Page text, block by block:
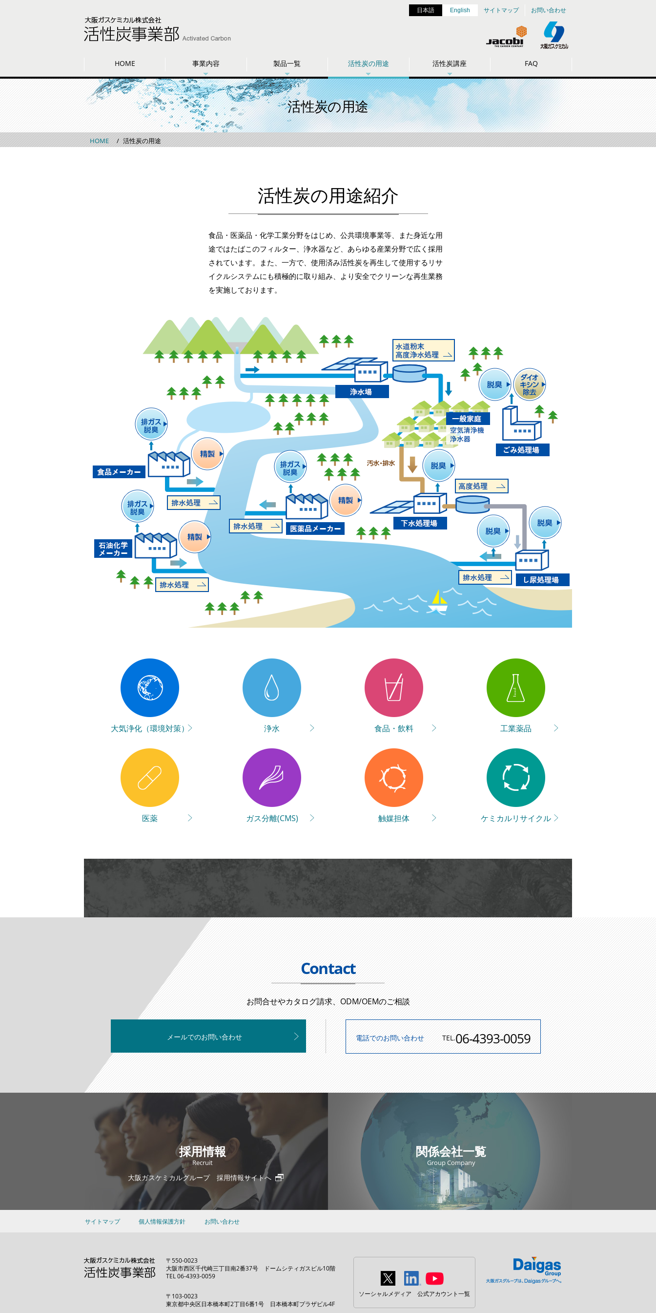
サイトマップ お問い合わせ
English
日本語
HOME 事業内容 製品一覧 活性炭の用途 活性炭講座 FAQ
活性炭の用途
HOME 活性炭の用途
活性炭の用途紹介
食品・医薬品・化学工業分野をはじめ、公共環境事業等、また身近な用
途ではたばこのフィルター、浄水器など、あらゆる産業分野で広く採用
されています。また、一方で、使用済み活性炭を再生して使用するリサ
イクルシステムにも積極的に取り組み、より安全でクリーンな再生業務
を実施しております。
大気浄化 （環境対策） 浄水 食品・飲料 工業薬品
医薬 ガス分離(CMS) 触媒担体 ケミカルリサイクル
Contact
お問合せやカタログ請求、ODM/OEMのご相談
メールでのお問い合わせ 電話でのお問い合わせ TEL.06-4393-0059
採用情報
Recruit
大阪ガスケミカルグループ 採用情報サイトへ
関係会社一覧
Group Company
サイトマップ 個人情報保護方針 お問い合わせ
〒550-0023
大阪市西区千代崎三丁目南2番37号 ドームシティガスビル10階
TEL 06-4393-0059
〒103-0023
東京都中央区日本橋本町2丁目6番1号 日本橋本町プラザビル4F
ソーシャルメディア 公式アカウント一覧